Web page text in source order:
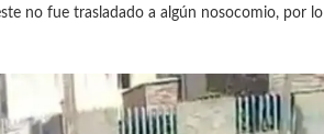
no fue trasladado a algún nosocomio, por lo